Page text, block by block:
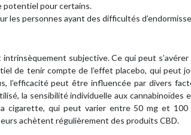
potentiel pour certains.
les personnes ayant des difficultés
intrinsèquement subjective. Ce qui peut
de tenir compte de l’effet placebo, qui peut
l’efficacité peut être influencée par divers
la sensibilité individuelle aux cannabinoïdes
cigarette, qui peut varier entre 50 mg et 100
achètent régulièrement des produits CBD.